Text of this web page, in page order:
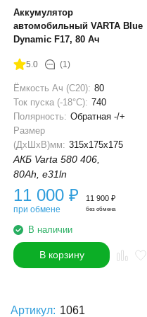
Аккумулятор
автомобильный VARTA Blue
Dynamic F17, 80 Ач
5.0 (1)
Ёмкость Ач (С20): 80
Ток пуска (-18°С): 740
Полярность: Обратная -/+
Размер
(ДхШхВ)мм: 315x175x175
АКБ Varta 580 406,
80Ah, e31ln
11 000 ₽
при обмене
11 900 ₽
без обмена
В наличии
В корзину
Артикул: 1061